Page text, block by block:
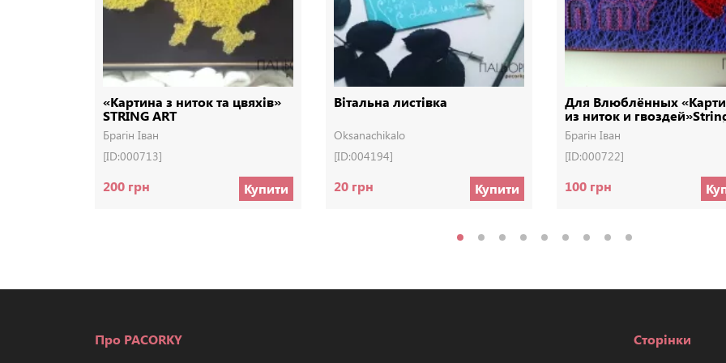
«Картина з ниток та цвяхів»
STRING ART
Брагін Іван
[ID:000713]
200 грн Купити
Вітальна листівка
Oksanachikalo
[ID:004194]
20 грн Купити
Для Влюблённых
из ниток и
Брагін Іван
[ID:000722]
100 грн
Про PACORKY Сторінки